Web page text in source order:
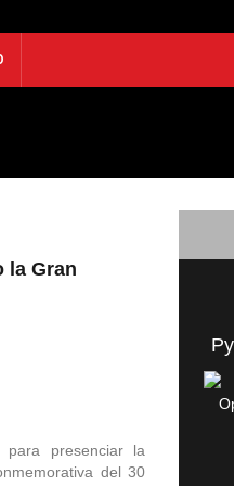
la Gran
presenciar la
del 30